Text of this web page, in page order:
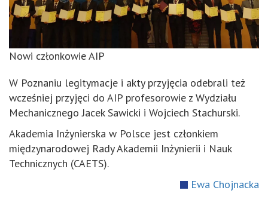
Nowi członkowie AIP
W Poznaniu legitymacje i akty przyjęcia odebrali też
wcześniej przyjęci do AIP profesorowie z Wydziału
Mechanicznego Jacek Sawicki i Wojciech Stachurski.
Akademia Inżynierska w Polsce jest członkiem
międzynarodowej Rady Akademii Inżynierii i Nauk
Technicznych (CAETS).
Ewa Chojnacka